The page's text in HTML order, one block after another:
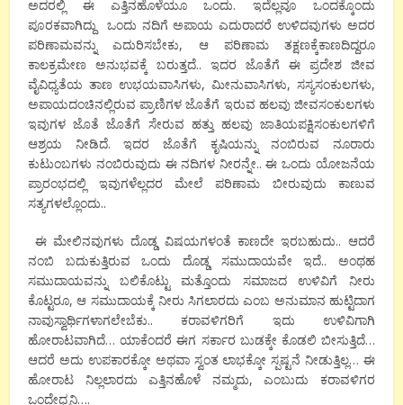
ಅದರಲ್ಲಿ
ಈ ಎತ್ತಿನಹೊಳೆಯೂ ಒಂದು. ಇದೆಲ್ಲವೂ
ಒಂದಕ್ಕೊಂದು
ಪೂರಕವಾಗಿದ್ದು
ಒಂದು ನದಿಗೆ ಅಪಾಯ ಎದುರಾದರೆ ಉಳಿದವುಗಳು ಅದರ
ಪರಿಣಾಮವನ್ನು
ಎದುರಿಸಬೇಕು, ಆ ಪರಿಣಾಮ ತಕ್ಷಣಕ್ಕೆಕಾಣದಿದ್ದರೂ
ಕಾಲಕ್ರಮೇಣ ಅನುಭವಕ್ಕೆ ಬರುತ್ತದೆ..ಇದರ ಜೊತೆಗೆ ಈ ಪ್ರದೇಶ ಜೀವ
ವೈವಿಧ್ಯತೆಯ ತಾಣ ಉಭಯವಾಸಿಗಳು, ಮೀನುವಾಸಿಗಳು, ಸಸ್ಯಸಂಕುಲಗಳು,
ಅಪಾಯದಂಚಿನಲ್ಲಿರುವ ಪ್ರಾಣಿಗಳ ಜೊತೆಗೆ ಇರುವ ಹಲವು ಜೀವಸಂಕುಲಗಳು
ಇವುಗಳ ಜೊತೆ ಜೊತೆಗೆ ಸೇರುವ ಹತ್ತು ಹಲವು ಜಾತಿಯಪಕ್ಷಿಸಂಕುಲಗಳಿಗೆ
ಆಶ್ರಯ
ನೀಡಿದೆ.ಇದರ ಜೊತೆಗೆ ಕೃಷಿಯನ್ನು ನಂಬಿರುವ
ನೂರಾರು
ಕುಟುಂಬಗಳು ನಂಬಿರುವುದು ಈ ನದಿಗಳ ನೀರನ್ನೇ..ಈ ಒಂದು ಯೋಜನೆಯ
ಪ್ರಾರಂಭದಲ್ಲಿ
ಇವುಗಳೆಲ್ಲದರ ಮೇಲೆ ಪರಿಣಾಮ ಬೀರುವುದು
ಕಾಣುವ
ಸತ್ಯಗಳಲ್ಲೊಂದು..
ಈ ಮೇಲಿನವುಗಳು ದೊಡ್ಡ ವಿಷಯಗಳಂತೆ ಕಾಣದೇ ಇರಬಹುದು.. ಆದರೆ
ನಂಬಿ
ಬದುಕುತ್ತಿರುವ ಒಂದು ದೊಡ್ಡ ಸಮುದಾಯವೇ ಇದೆ.. ಅಂಥಹ
ಸಮುದಾಯವನ್ನು
ಬಲಿಕೊಟ್ಟು ಮತ್ತೊಂದು ಸಮಾಜದ ಉಳಿವಿಗೆ
ನೀರು
ಕೊಟ್ಟರೂ,ಆ ಸಮುದಾಯಕ್ಕೆ ನೀರು ಸಿಗಲಾರದು ಎಂಬ ಅನುಮಾನ ಹುಟ್ಟಿದಾಗ
ನಾವುಸ್ವಾರ್ಥಿಗಳಾಗಲೇಬೆಕು..ಕರಾವಳಿಗರಿಗೆ ಇದು
ಉಳಿವಿಗಾಗಿ
ಹೋರಾಟವಾಗಿದೆ…ಯಾಕೆಂದರೆ ಈಗ ಸರ್ಕಾರ ಬುಡಕ್ಕೇ ಕೊಡಲಿ ಬೀಸುತ್ತಿದೆ…
ಆದರೆ ಅದು ಉಪಕಾರಕ್ಕೋ ಅಥವಾ ಸ್ವಂತ ಲಾಭಕ್ಕೋ ಸ್ಪಷ್ಟನೆ ನೀಡುತ್ತಿಲ್ಲ… ಈ
ಹೋರಾಟ
ನಿಲ್ಲಲಾರದು ಎತ್ತಿನಹೊಳೆ ನಮ್ಮದು,ಎಂಬುದು
ಕರಾವಳಿಗರ
ಒಂದೇಧ್ವನಿ….